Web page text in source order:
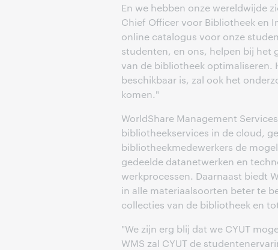
En we hebben onze wereldwijde
Chief Officer voor Bibliotheek en
online catalogus voor onze
studenten, en ons, helpen bij het
van de bibliotheek optimaliseren.
beschikbaar is, zal ook het
komen."
WorldShare Management
bibliotheekservices in de cloud,
bibliotheekmedewerkers de
gedeelde datanetwerken en
werkprocessen. Daarnaast biedt
in alle materiaalsoorten beter te
collecties van de bibliotheek en
"We zijn erg blij dat we CYUT
WMS zal CYUT de